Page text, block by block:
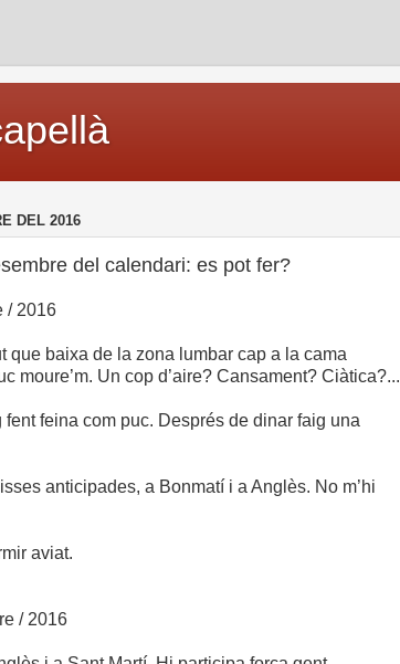
DEL 2016
del calendari: es pot fer?
/ 2016
que baixa de la zona lumbar cap a la cama
moure’m. Un cop d’aire? Cansament? Ciàtica?...
fent feina com puc. Després de dinar faig una
anticipades, a Bonmatí i a Anglès. No m’hi
aviat.
/ 2016